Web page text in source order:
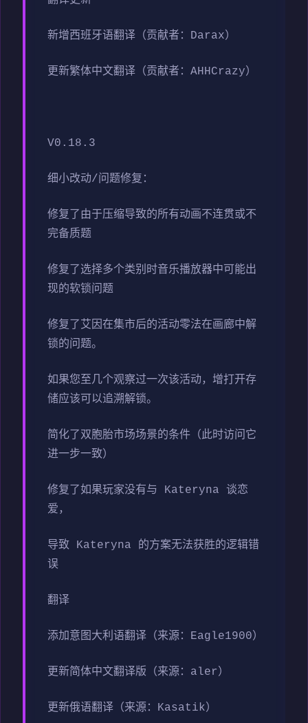
新增西班牙语翻译（贡献者：Darax）
更新繁体中文翻译（贡献者：AHHCrazy）
V0.18.3
细小改动/问题修复：
修复了由于压缩导致的所有动画不连贯或不
完备质题
修复了选择多个类别时音乐播放器中可能出
现的软锁问题
修复了艾因在集市后的活动零法在画廊中解
锁的问题。
如果您至几个观察过一次该活动，增打开存
储应该可以追溯解锁。
简化了双胞胎市场场景的条件（此时访问它
进一步一致）
修复了如果玩家没有与 Kateryna 谈恋
爱，
导致 Kateryna 的方案无法获胜的逻辑错
误
翻译
添加意图大利语翻译（来源：Eagle1900）
更新简体中文翻译版（来源：aler）
更新俄语翻译（来源：Kasatik）